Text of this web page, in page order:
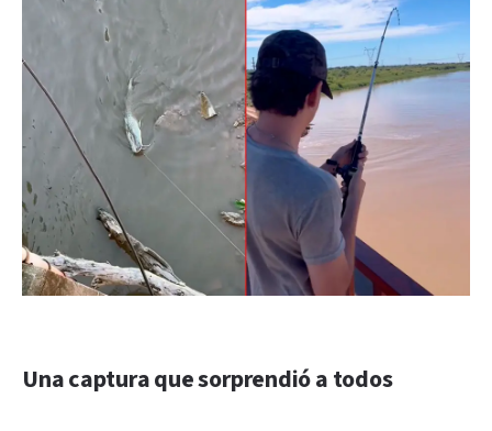
Una captura que sorprendió a todos